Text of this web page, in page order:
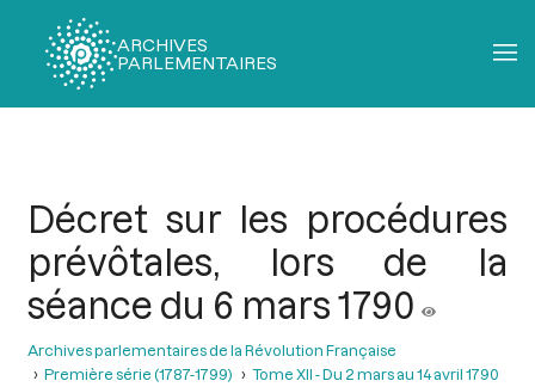
ARCHIVES
PARLEMENTAIRES
Décret sur les procédures
prévôtales, lors de la
séance du 6 mars 1790
Archives parlementaires de la Révolution Française
Première série (1787-1799)
Tome XII - Du 2 mars au 14 avril 1790